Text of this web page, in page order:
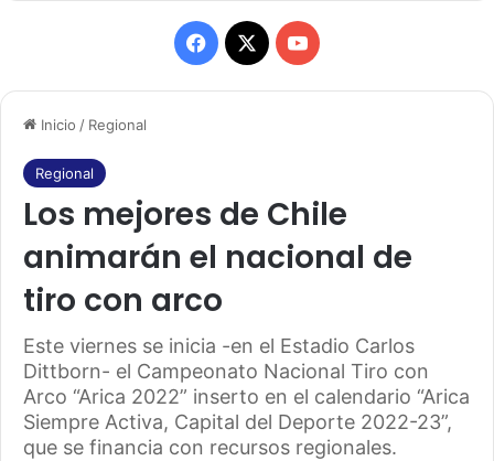
Inicio / Regional
Regional
Los mejores de Chile
animarán el nacional de
tiro con arco
Este viernes se inicia -en el Estadio Carlos
Dittborn- el Campeonato Nacional Tiro con
Arco “Arica 2022” inserto en el calendario “Arica
Siempre Activa, Capital del Deporte 2022-23”,
que se financia con recursos regionales.
F
a
b
o
o
k
X
Y
o
u
b